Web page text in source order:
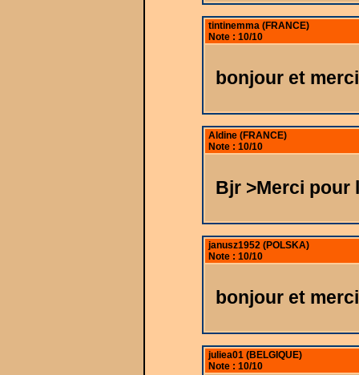
tintinemma (FRANCE)
Note : 10/10
bonjour et
Aldine (FRANCE)
Note : 10/10
Bjr >Merci pour
janusz1952 (POLSKA)
Note : 10/10
bonjour et
juliea01 (BELGIQUE)
Note : 10/10